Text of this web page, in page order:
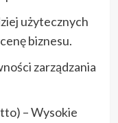
użytecznych
biznesu.
zarządzania
– Wysokie